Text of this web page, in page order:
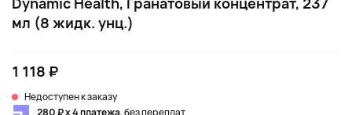
мл (8 жидк. унц.)
1 118 ₽
Недоступен к заказу
280 ₽ х 4 платежа, без переплат